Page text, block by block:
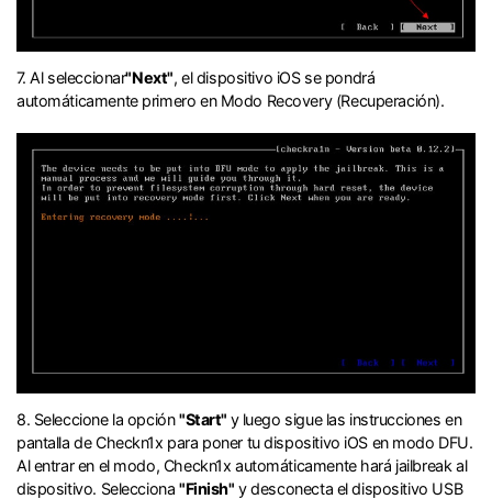
󠀰7. Al seleccionar"Next", el dispositivo iOS se pondrá
automáticamente primero en Modo Recovery (Recuperación).󠀲󠀩󠀧󠀣󠀠󠀩󠀠󠀡󠀳
8. Seleccione la opción"Start" y luego sigue las instrucciones en
pantalla de Checkn1x para poner tu dispositivo iOS en modo DFU.󠀲󠀩󠀧󠀣󠀠󠀩󠀠󠀣󠀳󠀰
Al entrar en el modo, Checkn1x automáticamente hará jailbreak al
dispositivo.󠀲󠀩󠀧󠀣󠀠󠀩󠀠󠀤󠀳󠀰 Selecciona "Finish" y desconecta el dispositivo USB